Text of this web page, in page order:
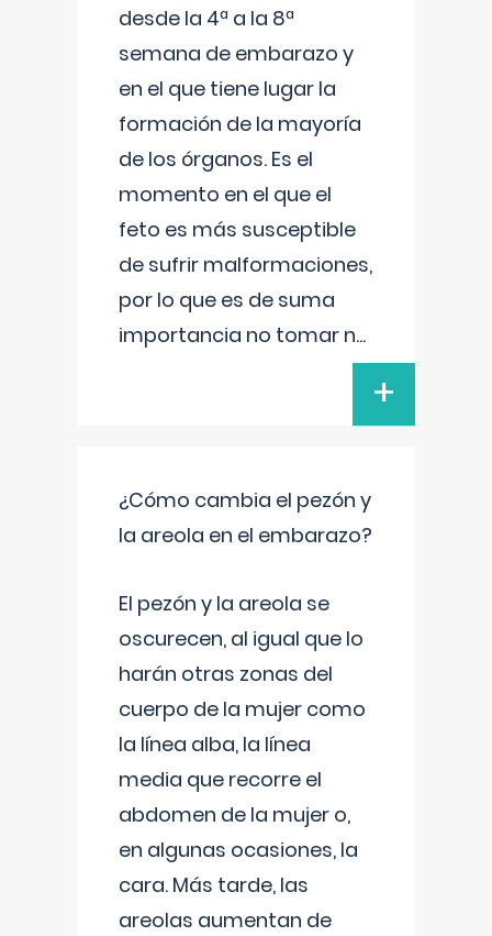
desde la 4ª a la 8ª
semana de embarazo y
en el que tiene lugar la
formación de la mayoría
de los órganos. Es el
momento en el que el
feto es más susceptible
de sufrir malformaciones,
por lo que es de suma
importancia no tomar n...
+
¿Cómo cambia el pezón y
la areola en el embarazo?
El pezón y la areola se
oscurecen, al igual que lo
harán otras zonas del
cuerpo de la mujer como
la línea alba, la línea
media que recorre el
abdomen de la mujer o,
en algunas ocasiones, la
cara. Más tarde, las
areolas aumentan de